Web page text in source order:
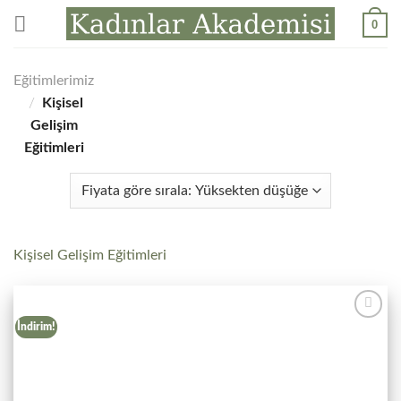
atla
0
Eğitimlerimiz
/
Kişisel
Gelişim
Eğitimleri
Kişisel Gelişim Eğitimleri
İndirim!